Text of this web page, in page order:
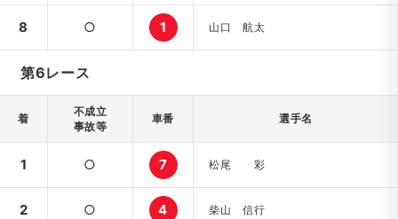
8 ○ 1 山口 航太
第6レース
着
不成立
事故等
車番 選手名
1 ○ 7 松尾 彩
2 ○ 4 柴山 信行